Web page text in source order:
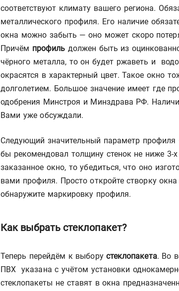
соответствуют климату вашего региона.
металлического профиля. Его наличие
окна можно забыть — оно может скоро
Причём профиль должен быть из
чёрного металла, то он будет ржаветь и
окрасятся в характерный цвет. Такое окно
долголетием. Большое значение имеет где
одобрения Минстроя и Минздрава РФ.
Вами уже обсуждали.
Следующий значительный параметр
бы рекомендовал толщину стенок не ниже 3-
заказанное окно, то убедиться, что оно
вами профиля. Просто откройте створку
обнаружите маркировку профиля.
Как выбрать стеклопакет?
Теперь перейдём к выборустеклопакета. Во
ПВХ указана с учётом установки
стеклопакеты не ставят в окна